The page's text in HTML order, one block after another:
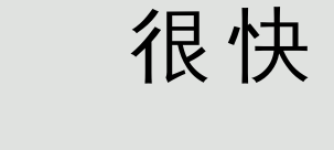
很 快